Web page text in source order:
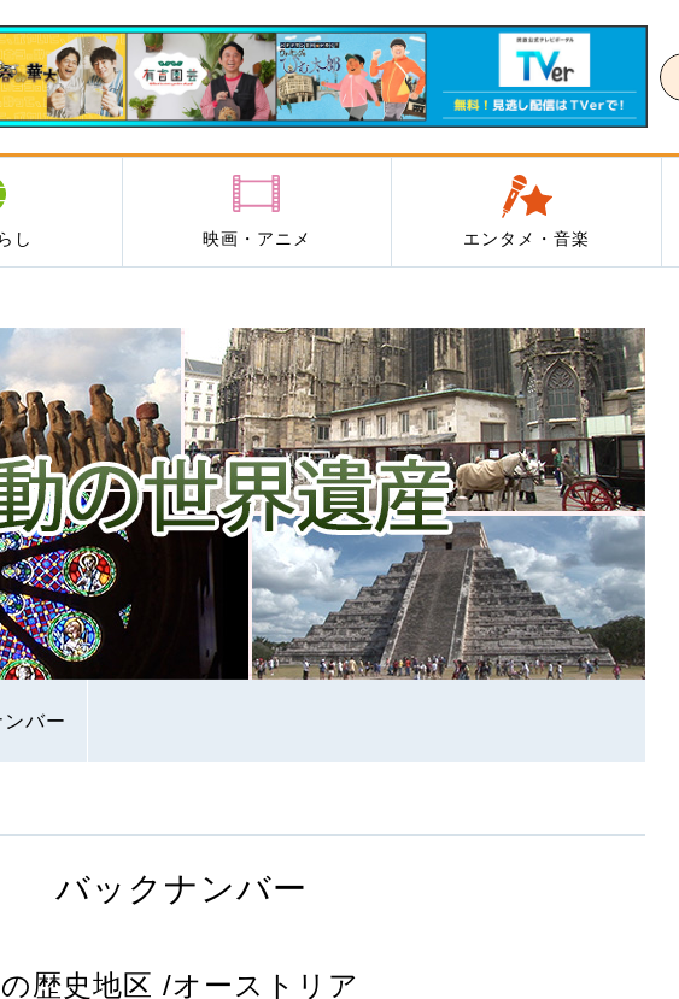
し 映画・アニメ エンタメ・音楽
バー
バックナンバー
歴史地区 /オーストリア